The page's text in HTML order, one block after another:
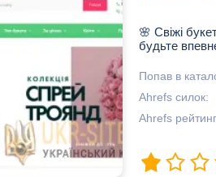
🌸 Свіжі
будьте
Попав в
Ahrefs силок:
Ahrefs